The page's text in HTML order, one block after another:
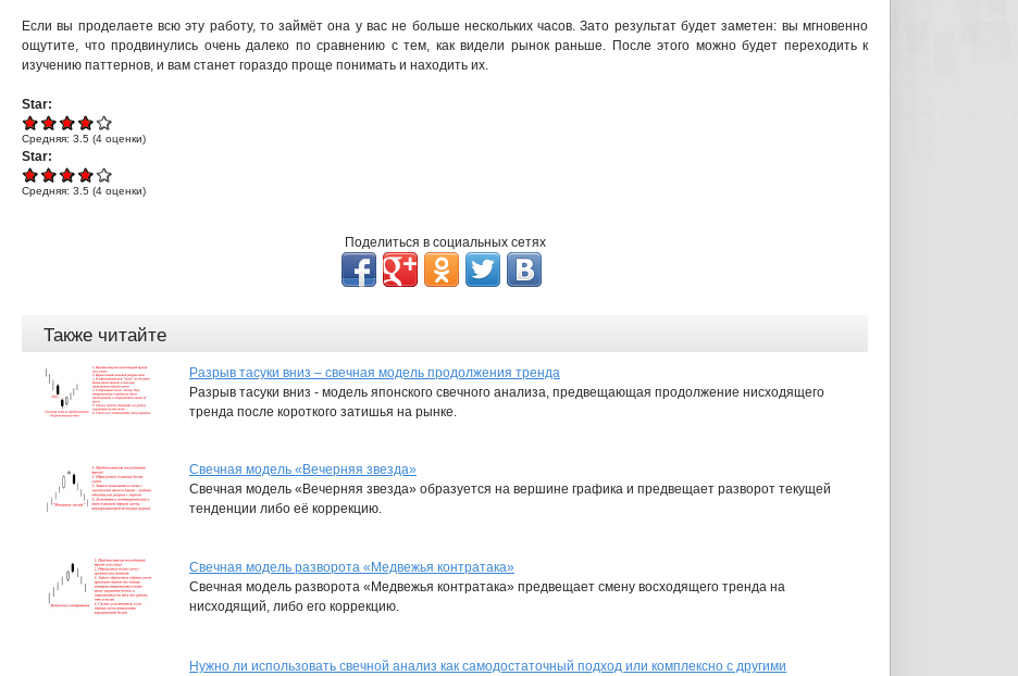
Если вы проделаете всю эту работу, то займёт она у вас не больше нескольких часов. Зато результат будет заметен: вы мгновенно
ощутите, что продвинулись очень далеко по сравнению с тем, как видели рынок раньше. После этого можно будет переходить к
изучению паттернов, и вам станет гораздо проще понимать и находить их.
Star:
Средняя: 3.5 (4 оценки)
Star:
Средняя: 3.5 (4 оценки)
Поделиться в социальных сетях
Также читайте
Разрыв тасуки вниз – свечная модель продолжения тренда
Разрыв тасуки вниз - модель японского свечного анализа, предвещающая продолжение нисходящего
тренда после короткого затишья на рынке.
Свечная модель «Вечерняя звезда»
Свечная модель «Вечерняя звезда» образуется на вершине графика и предвещает разворот текущей
тенденции либо её коррекцию.
Свечная модель разворота «Медвежья контратака»
Свечная модель разворота «Медвежья контратака» предвещает смену восходящего тренда на
нисходящий, либо его коррекцию.
Нужно ли использовать свечной анализ как самодостаточный подход или комплексно с другими